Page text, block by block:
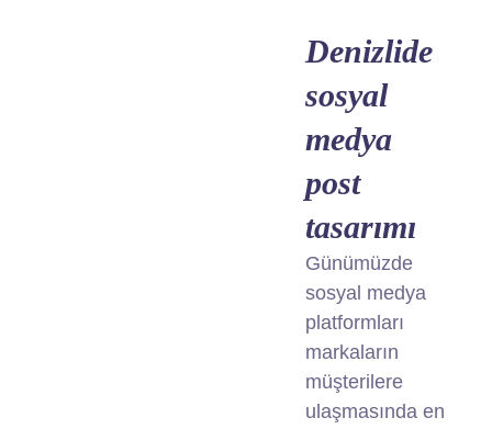
Denizlide
sosyal
medya
post
tasarımı
Günümüzde
sosyal medya
platformları
markaların
müşterilere
ulaşmasında en